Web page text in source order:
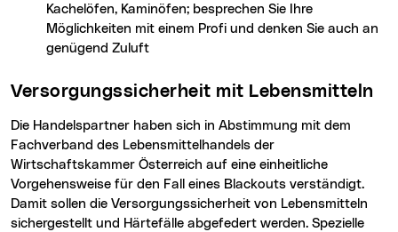
Kachelöfen, Kaminöfen; besprechen Sie Ihre
Möglichkeiten mit einem Profi und denken Sie auch an
genügend Zuluft
Versorgungssicherheit mit Lebensmitteln
Die Handelspartner haben sich in Abstimmung mit dem
Fachverband des Lebensmittelhandels der
Wirtschaftskammer Österreich auf eine einheitliche
Vorgehensweise für den Fall eines Blackouts verständigt.
Damit sollen die Versorgungssicherheit von Lebensmitteln
sichergestellt und Härtefälle abgefedert werden. Spezielle